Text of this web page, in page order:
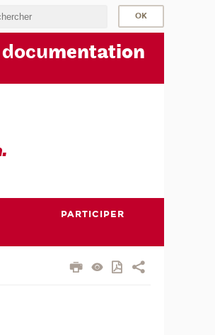
mentation
PARTICIPER